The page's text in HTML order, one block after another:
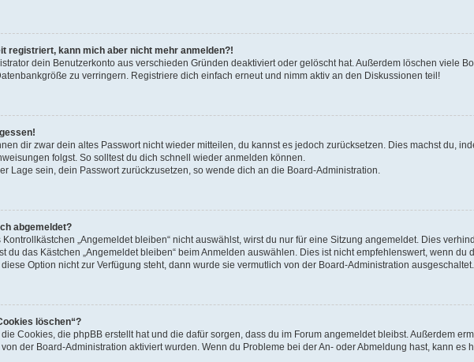
registriert, kann mich aber nicht mehr anmelden?!
dein Benutzerkonto aus verschieden Gründen deaktiviert oder gelöscht hat. Außerdem löschen viele
zu verringern. Registriere dich einfach erneut und nimm aktiv an den Diskussionen teil!
dir zwar dein altes Passwort nicht wieder mitteilen, du kannst es jedoch zurücksetzen. Dies machst du,
folgst. So solltest du dich schnell wieder anmelden können.
Lage sein, dein Passwort zurückzusetzen, so wende dich an die Board-Administration.
abgemeldet?
„Angemeldet bleiben“ nicht auswählst, wirst du nur für eine Sitzung angemeldet. Dies
du das Kästchen „Angemeldet bleiben“ beim Anmelden auswählen. Dies ist nicht empfehlenswert, wenn
Option nicht zur Verfügung steht, dann wurde sie vermutlich von der Board-Administration ausgeschaltet.
löschen“?
die Cookies, die phpBB erstellt hat und die dafür sorgen, dass du im Forum angemeldet bleibst. Außerdem
von der Board-Administration aktiviert wurden. Wenn du Probleme bei der An- oder Abmeldung hast, kann es